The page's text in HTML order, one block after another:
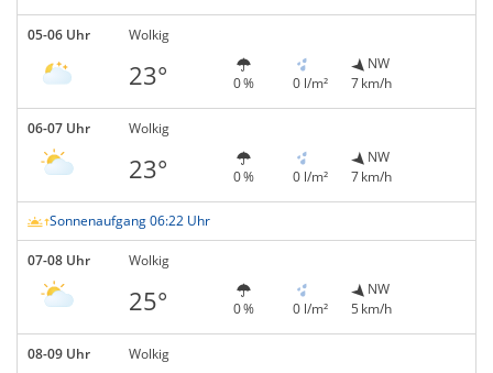
05-06 Uhr Wolkig
23° 0 % 0 l/m²
NW
7 km/h
06-07 Uhr Wolkig
23° 0 % 0 l/m²
NW
7 km/h
Sonnenaufgang 06:22 Uhr
07-08 Uhr Wolkig
25° 0 % 0 l/m²
NW
5 km/h
08-09 Uhr
Wolkig